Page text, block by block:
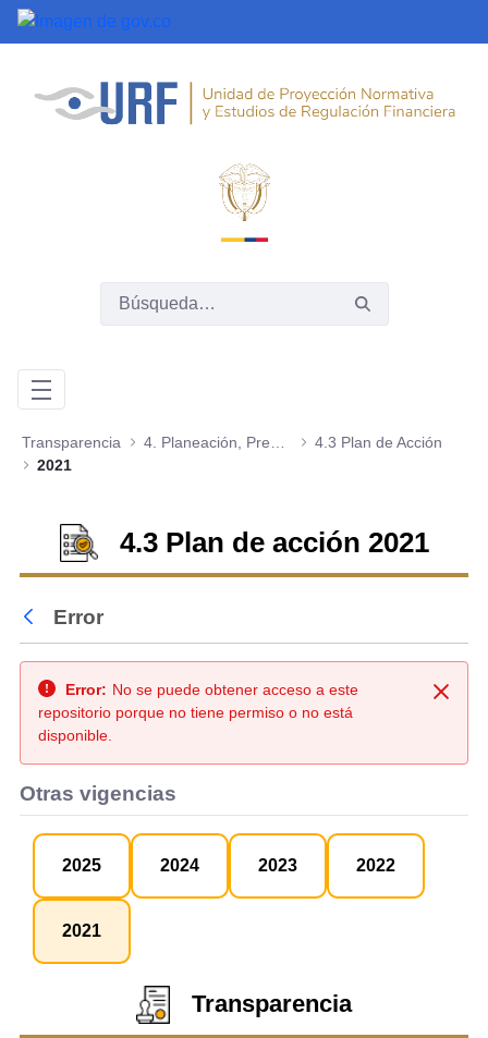
Saltar al contenido principal
Transparencia
4.3 Plan de Acción
2021
4.3 Plan de acción 2021
Atrás
Error
Error: No se puede obtener acceso a este
repositorio porque no tiene permiso o no está
disponible.
Otras vigencias
2025 2024 2023 2022
2021
Transparencia